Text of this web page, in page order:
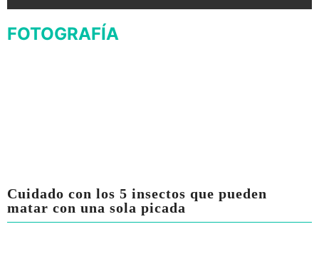
FOTOGRAFÍA
Cuidado con los 5 insectos que pueden
matar con una sola picada